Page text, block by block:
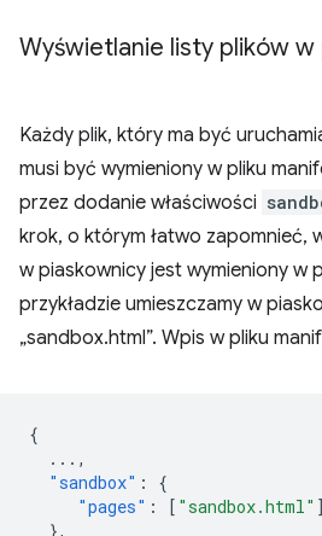
Wyświetlanie listy plików
Każdy plik, który ma być
musi być wymieniony w pliku
przez dodanie właściwości
krok, o którym łatwo zapomnieć,
w piaskownicy jest wymieniony w
przykładzie umieszczamy w
„sandbox.html”. Wpis w pliku
{
... ,
"sandbox" :
{
"pages" : [ "sandbox.html" ]
},